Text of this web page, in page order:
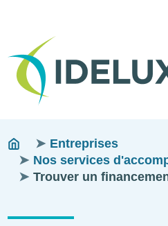
Fils
d'ariane
You
are
here:
Entreprises
Nos services
Trouver un